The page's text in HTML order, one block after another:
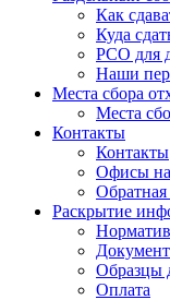
Как
Куда
РСО для
Наши
Места сбора
Места
Контакты
Контакты
Офисы на
Обратная
Раскрытие
Образцы
Оплата